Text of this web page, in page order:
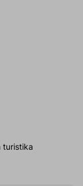
turistika